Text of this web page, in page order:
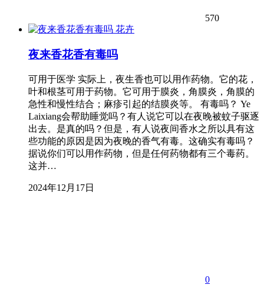
570
花卉
夜来香花香有毒吗
可用于医学 实际上，夜生香也可以用作药物。它的花，
叶和根茎可用于药物。它可用于膜炎，角膜炎，角膜的
急性和慢性结合；麻疹引起的结膜炎等。 有毒吗？ Ye
Laixiang会帮助睡觉吗？有人说它可以在夜晚被蚊子驱逐
出去。是真的吗？但是，有人说夜间香水之所以具有这
些功能的原因是因为夜晚的香气有毒。这确实有毒吗？
据说你们可以用作药物，但是任何药物都有三个毒药。
这并…
2024年12月17日
0